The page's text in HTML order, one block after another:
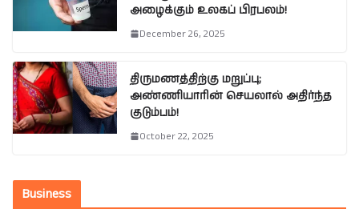
அழைக்கும் உலகப் பிரபலம்!
December 26, 2025
திருமணத்திற்கு மறுப்பு;
அண்ணியாரின் செயலால் அதிர்ந்த
குடும்பம்!
October 22, 2025
Business